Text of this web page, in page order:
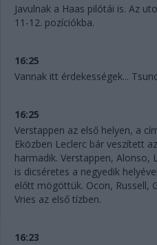
Javulnak a Haas pilótái is. Az
11-12. pozíciókba.
16:25
Vannak itt érdekességek...
16:25
Verstappen az első helyen, a
Eközben Leclerc bár veszített
harmadik. Verstappen, Alonso,
is dicséretes a negyedik
előtt mögöttük. Ocon, Russell,
Vries az első tízben.
16:23